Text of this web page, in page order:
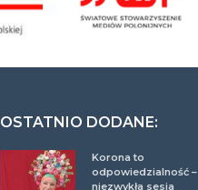
OSTATNIO DODANE:
Korona to
odpowiedzialność –
niezwykła sesja